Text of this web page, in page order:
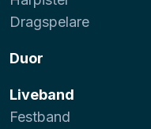
Dragspelare
Duor
Liveband
Festband